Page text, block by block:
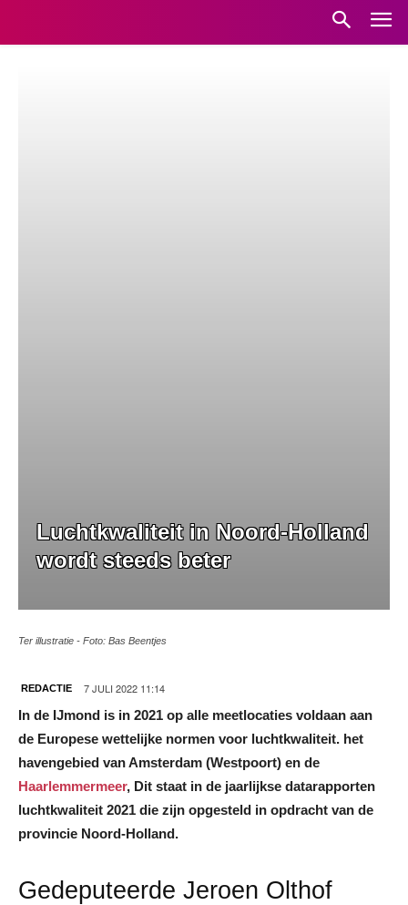
Luchtkwaliteit in Noord-Holland
wordt steeds beter
Ter illustratie - Foto: Bas Beentjes
REDACTIE 7 JULI 2022 11:14
In de IJmond is in 2021 op alle meetlocaties voldaan aan
de Europese wettelijke normen voor luchtkwaliteit. het
havengebied van Amsterdam (Westpoort) en de
Haarlemmermeer, Dit staat in de jaarlijkse datarapporten
luchtkwaliteit 2021 die zijn opgesteld in opdracht van de
provincie Noord-Holland.
Gedeputeerde Jeroen Olthof